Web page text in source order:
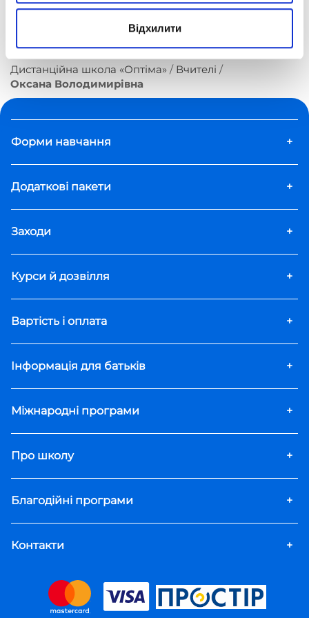
Відхилити
навчання.
Дистанційна школа «Оптіма»
Вчителі
Оксана Володимирівна
Форми навчання +
Додаткові пакети +
Заходи +
Курси й дозвілля +
Вартість і оплата +
Інформація для батьків +
Міжнародні програми +
Про школу +
Благодійні програми +
Контакти +